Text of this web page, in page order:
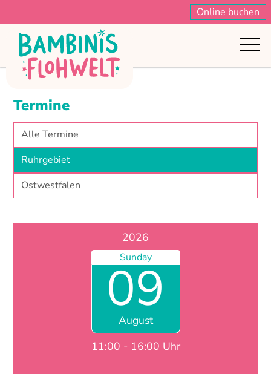
Online buchen
Termine
Besucherinfos
Standorte
FAQ
Termine
Alle Termine
Ruhrgebiet
Ostwestfalen
2026
Sunday
09
August
11:00 - 16:00 Uhr